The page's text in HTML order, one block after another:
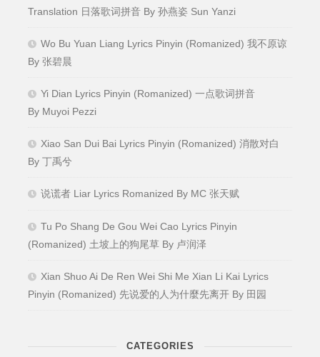
Translation 日落歌词拼音 By 孙燕姿 Sun Yanzi
Wo Bu Yuan Liang Lyrics Pinyin (Romanized) 我不原谅
By 张碧晨
Yi Dian Lyrics Pinyin (Romanized) 一点歌词拼音
By Muyoi Pezzi
Xiao San Dui Bai Lyrics Pinyin (Romanized) 消散对白
By 丁禹兮
说谎者 Liar Lyrics Romanized By MC 张天赋
Tu Po Shang De Gou Wei Cao Lyrics Pinyin
(Romanized) 土坡上的狗尾草 By 卢润泽
Xian Shuo Ai De Ren Wei Shi Me Xian Li Kai Lyrics
Pinyin (Romanized) 先说爱的人为什麼先离开 By 田园
CATEGORIES